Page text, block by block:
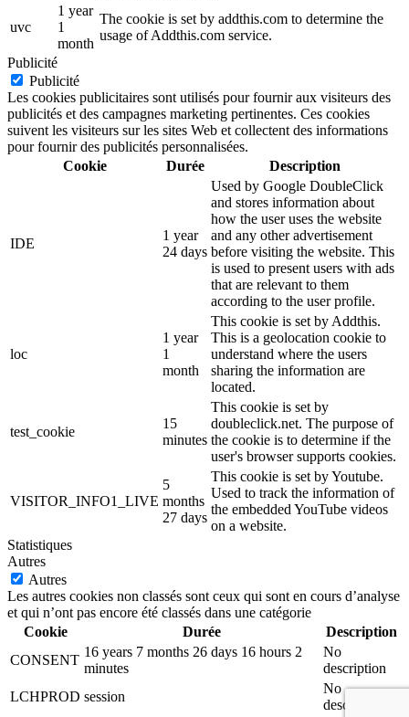
uvc
1 year
1
month
The cookie is set by addthis.com to determine the
usage of Addthis.com service.
Publicité
Publicité
Les cookies publicitaires sont utilisés pour fournir aux visiteurs des
publicités et des campagnes marketing pertinentes. Ces cookies
suivent les visiteurs sur les sites Web et collectent des informations
pour fournir des publicités personnalisées.
Cookie
Durée Description
IDE
1 year
24 days
Used by Google DoubleClick
and stores information about
how the user uses the website
and any other advertisement
before visiting the website. This
is used to present users with ads
that are relevant to them
according to the user profile.
loc
1 year
1
month
This cookie is set by Addthis.
This is a geolocation cookie to
understand where the users
sharing the information are
located.
test_cookie
15
minutes
This cookie is set by
doubleclick.net. The purpose of
the cookie is to determine if the
user's browser supports cookies.
VISITOR_INFO1_LIVE
5
months
27 days
This cookie is set by Youtube.
Used to track the information of
the embedded YouTube videos
on a website.
Statistiques
Autres
Autres
Les autres cookies non classés sont ceux qui sont en cours d’analyse
et qui n’ont pas encore été classés dans une catégorie
Cookie
Durée
Description
CONSENT
16 years 7 months 26 days 16 hours 2
minutes
No
description
LCHPROD session
No
description